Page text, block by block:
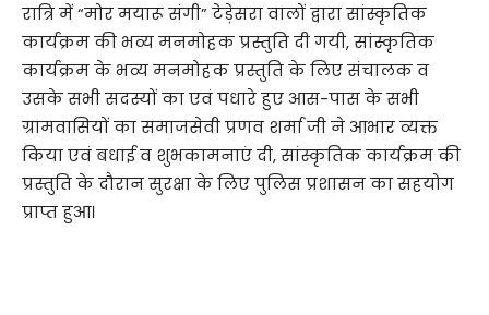
रात्रि में “मोर मयारू संगी” टेड़ेसरा वालों द्वारा सांस्कृतिक
कार्यक्रम की भव्य मनमोहक प्रस्तुति दी गयी, सांस्कृतिक
कार्यक्रम के भव्य मनमोहक प्रस्तुति के लिए संचालक व
उसके सभी सदस्यों का एवं पधारे हुए आस-पास के सभी
ग्रामवासियों का समाजसेवी प्रणव शर्मा जी ने आभार व्यक्त
किया एवं बधाई व शुभकामनाएं दी, सांस्कृतिक कार्यक्रम की
प्रस्तुति के दौरान सुरक्षा के लिए पुलिस प्रशासन का सहयोग
प्राप्त हुआ।